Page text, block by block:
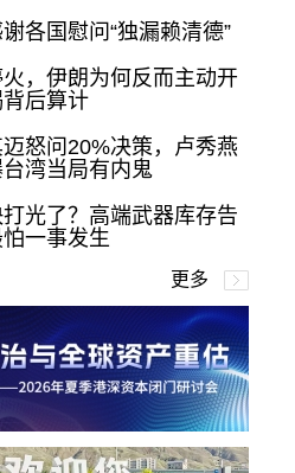
各国慰问“独漏赖清德”
，伊朗为何反而主动开
后算计
怒问20%决策，卢秀燕
湾当局有内鬼
光了？高端武器库存告
一事发生
更多